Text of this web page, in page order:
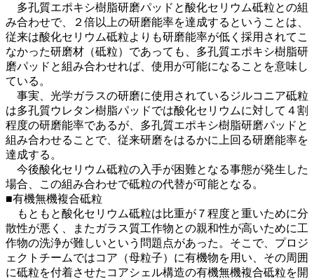
多孔質エポキシ樹脂研磨パッドと酸化セリウム砥粒との組
み合わせで、２倍以上の研磨能率を達成するということは、
従来は酸化セリウム砥粒よりも研磨能率が低く採用されてこ
なかった研磨材（砥粒）であっても、多孔質エポキシ樹脂研
磨パッドと組み合わせれば、使用が可能になることを意味し
ている。
事実、光学ガラスの研磨に使用されているジルコニア砥粒
は多孔質ウレタン樹脂パッドでは酸化セリウムに対して４割
程度の研磨能率であるが、多孔質エポキシ樹脂研磨パッドと
組み合わせることで、従来研磨をはるかに上回る研磨能率を
達成する。
今後酸化セリウム砥粒の入手が困難となる事態が発生した
場合、この組み合わせで砥粒の代替が可能となる。
■有機無機複合砥粒
もともと酸化セリウム砥粒は比重が７程度と重いために分
散性が悪く、またガラス質工作物との親和性が高いために工
作物の洗浄が難しいという問題点があった。そこで、プロジ
ェクトチームではコア（母粒子）に有機物を用い、その周囲
に砥粒を付着させたコアシェル構造の有機無機複合砥粒を開